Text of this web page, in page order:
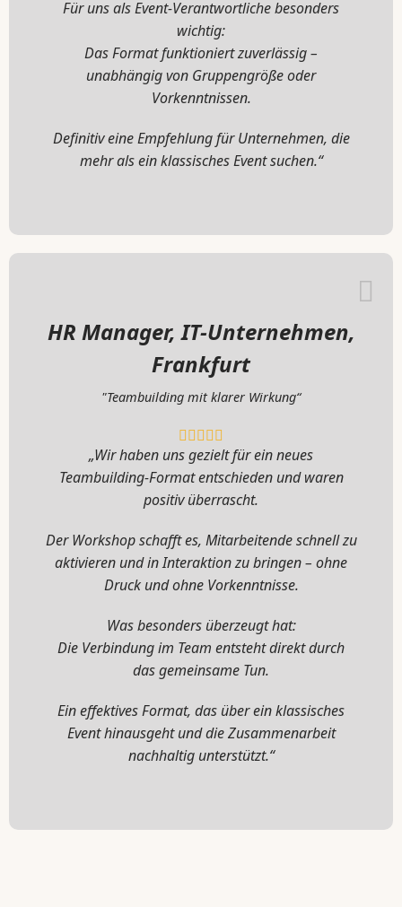
Für uns als Event-Verantwortliche besonders
wichtig:
Das Format funktioniert zuverlässig –
unabhängig von Gruppengröße oder
Vorkenntnissen.
Definitiv eine Empfehlung für Unternehmen, die
mehr als ein klassisches Event suchen.“
HR Manager, IT-Unternehmen,
Frankfurt
"Teambuilding mit klarer Wirkung“
„Wir haben uns gezielt für ein neues
Teambuilding-Format entschieden und waren
positiv überrascht.
Der Workshop schafft es, Mitarbeitende schnell zu
aktivieren und in Interaktion zu bringen – ohne
Druck und ohne Vorkenntnisse.
Was besonders überzeugt hat:
Die Verbindung im Team entsteht direkt durch
das gemeinsame Tun.
Ein effektives Format, das über ein klassisches
Event hinausgeht und die Zusammenarbeit
nachhaltig unterstützt.“